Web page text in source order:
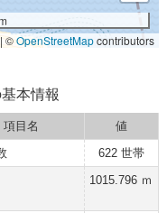
| ©OpenStreetMapcontributors
本情報
項目名
値
622 世帯
1015.796 ｍ